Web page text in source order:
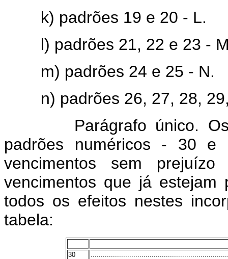
k) padrões 19 e 20 - L.
l) padrões 21, 22 e 23 -
m) padrões 24 e 25 - N.
n) padrões 26, 27, 28, 29,
Parágrafo único. Os
padrões numéricos - 30
vencimentos sem
vencimentos que já
todos os efeitos nestes
tabela:
30